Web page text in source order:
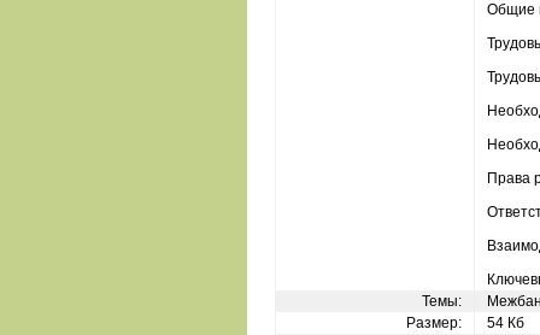
Общие
Права
Темы:
Размер:
54 Кб